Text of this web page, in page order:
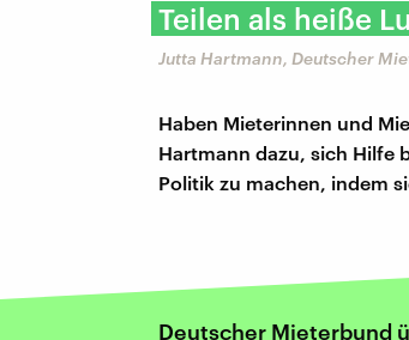
Teilen als heiße
Jutta Hartmann, Deutscher
Haben Mieterinnen und
Hartmann dazu, sich Hilfe
Politik zu machen, indem
Deutscher Mieterbund